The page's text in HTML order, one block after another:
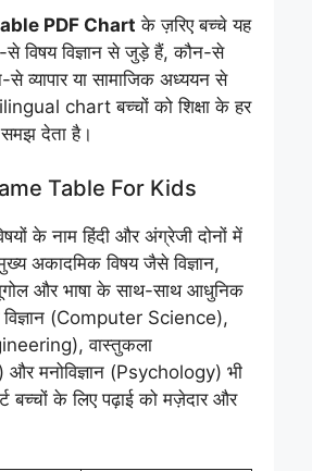
PDF Chart के ज़रिए बच्चे यह
विषय विज्ञान से जुड़े हैं, कौन-से
व्यापार या सामाजिक अध्ययन से
chart बच्चों को शिक्षा के हर
समझ देता है।
Table For Kids
के नाम हिंदी और अंग्रेजी दोनों में
अकादमिक विषय जैसे विज्ञान,
और भाषा के साथ-साथ आधुनिक
(Computer Science),
वास्तुकला
मनोविज्ञान (Psychology) भी
बच्चों के लिए पढ़ाई को मज़ेदार और